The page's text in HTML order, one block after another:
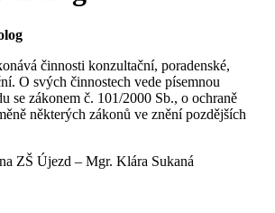
činnosti konzultační, poradenské,
O svých činnostech vede písemnou
se zákonem č. 101/2000 Sb., o ochraně
některých zákonů ve znění pozdějších
na ZŠ Újezd – Mgr. Klára Sukaná